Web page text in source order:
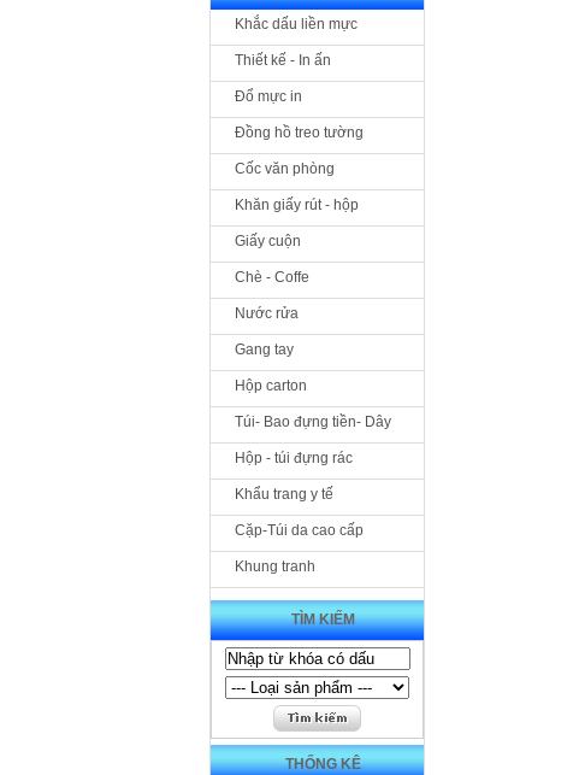
Khắc dấu liền mực
Thiết kế - In ấn
Đổ mực in
Đồng hồ treo tường
Cốc văn phòng
Khăn giấy rút - hộp
Giấy cuộn
Chè - Coffe
Nước rửa
Gang tay
Hộp carton
Túi- Bao đựng tiền- Dây
Hộp - túi đựng rác
Khẩu trang y tế
Cặp-Túi da cao cấp
Khung tranh
TÌM KIẾM
THỐNG KÊ